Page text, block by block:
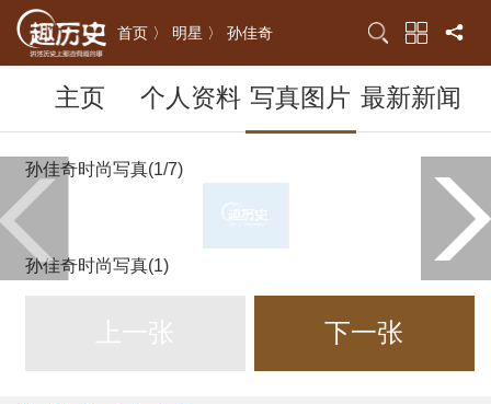
首页 〉 明星 〉 孙佳奇
主页 个人资料 写真图片 最新新闻
孙佳奇时尚写真(1/7)
孙佳奇时尚写真(1)
下一张